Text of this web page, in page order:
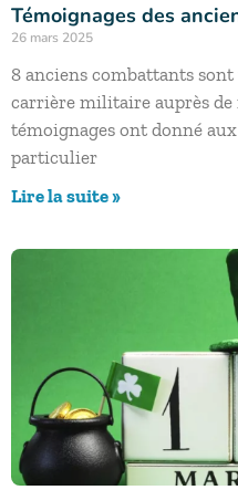
Témoignages des
26 mars 2025
8 anciens combattants
carrière militaire auprès de
témoignages ont donné
particulier
Lire la suite »